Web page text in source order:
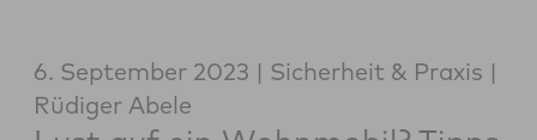
6. September 2023
Sicherheit & Praxis
Rüdiger Abele